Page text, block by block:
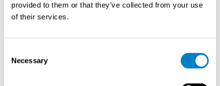
provided to them or that they’ve collected from your use
of their services.
Selection
Necessary